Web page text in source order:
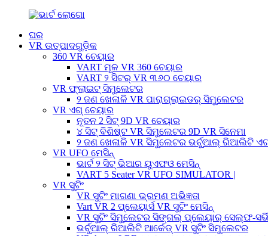
ଘର
VR ଉତ୍ପାଦଗୁଡ଼ିକ
360 VR ଚେୟାର
VART ମୂଳ VR 360 ଚେୟାର
VART ୨ ସିଟର୍ VR ୩୬୦ ଚେୟାର
VR ଫ୍ଲାଇଟ୍ ସିମୁଲେଟର
୨ ଜଣ ଖେଳାଳି VR ପାରାଗ୍ଲାଇଡର୍ ସିମୁଲେଟର
VR ଏଗ୍ ଚେୟାର
ନୂତନ 2 ସିଟ୍ 9D VR ଚେୟାର
୪ ସିଟ୍ ବିଶିଷ୍ଟ VR ସିମୁଲେଟର 9D VR ସିନେମା
୨ ଜଣ ଖେଳାଳି VR ସିମୁଲେଟର ଭର୍ଚୁଆଲ୍ ରିଆଲିଟି
VR UFO ମେସିନ୍
ଭାର୍ଟ ୨ ସିଟ୍ ଭିଆର ୟୁଏଫଓ ମେସିନ୍
VART 5 Seater VR UFO SIMULATOR |
VR ସୁଟିଂ
VR ସୁଟିଂ ମାଗଣା ଭ୍ରମଣ ଅଭିଜ୍ଞତା
Vart VR 2 ପ୍ଲେୟାର୍ସ VR ସୁଟିଂ ମେସିନ୍
VR ସୁଟିଂ ସିମୁଲେଟର ସିଙ୍ଗଲ୍ ପ୍ଲେୟାର୍ ସେଲ୍ଫ-
ଭର୍ଚୁଆଲ୍ ରିଆଲିଟି ଆର୍କେଡ୍ VR ସୁଟିଂ ସିମୁଲେଟର